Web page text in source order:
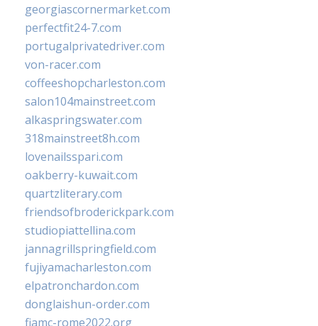
georgiascornermarket.com
perfectfit24-7.com
portugalprivatedriver.com
von-racer.com
coffeeshopcharleston.com
salon104mainstreet.com
alkaspringswater.com
318mainstreet8h.com
lovenailsspari.com
oakberry-kuwait.com
quartzliterary.com
friendsofbroderickpark.com
studiopiattellina.com
jannagrillspringfield.com
fujiyamacharleston.com
elpatronchardon.com
donglaishun-order.com
fiamc-rome2022.org